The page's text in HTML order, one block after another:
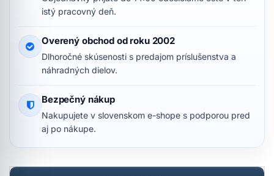
istý pracovný deň.
Overený obchod od roku 2002
Dlhoročné skúsenosti s predajom príslušenstva a
náhradných dielov.
Bezpečný nákup
Nakupujete v slovenskom e-shope s podporou pred
aj po nákupe.